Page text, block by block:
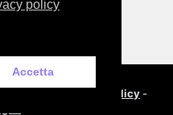
Privacy policy -
policy
Accetta